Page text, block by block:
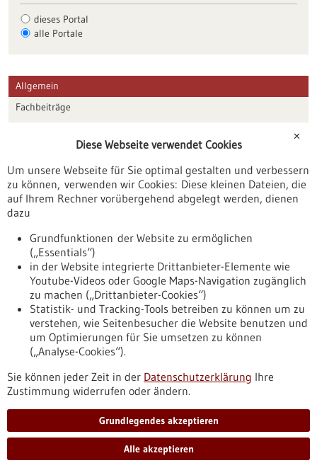
dieses Portal
alle Portale
Allgemein
Fachbeiträge
Veranstaltungen
Erscheinungsdatum
Nach oben
Informiert bleiben
Newsletter abonnieren
✕
Diese Webseite verwendet Cookies
Um unsere Webseite für Sie optimal gestalten und verbessern
zu können, verwenden wir Cookies: Diese kleinen Dateien, die
auf Ihrem Rechner vorübergehend abgelegt werden, dienen
dazu
Grundfunktionen der Website zu ermöglichen
(„Essentials“)
in der Website integrierte Drittanbieter-Elemente wie
Youtube-Videos oder Google Maps-Navigation zugänglich
zu machen („Drittanbieter-Cookies“)
Statistik- und Tracking-Tools betreiben zu können um zu
verstehen, wie Seitenbesucher die Website benutzen und
um Optimierungen für Sie umsetzen zu können
(„Analyse-Cookies“).
Sie können jeder Zeit in der Datenschutzerklärung Ihre
Zustimmung widerrufen oder ändern.
Grundlegendes akzeptieren
Alle akzeptieren